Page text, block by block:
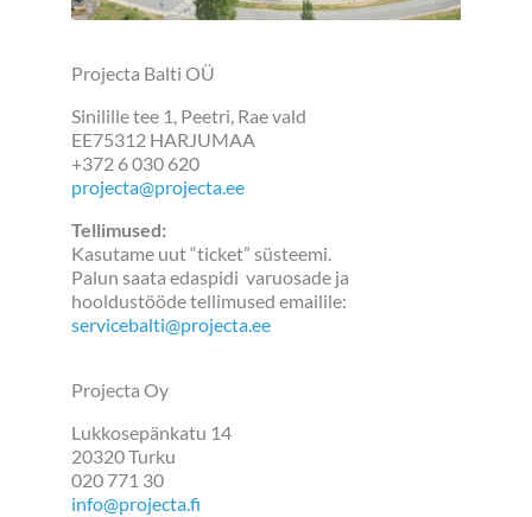
Projecta Balti OÜ
Sinilille tee 1, Peetri, Rae vald
EE75312 HARJUMAA
+372 6 030 620
projecta@projecta.ee
Tellimused:
Kasutame uut “ticket” süsteemi.
Palun saata edaspidi varuosade ja
hooldustööde tellimused emailile:
servicebalti@projecta.ee
Projecta Oy
Lukkosepänkatu 14
20320 Turku
020 771 30
info@projecta.fi